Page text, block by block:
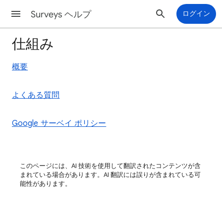
Surveys ヘルプ ログイン
仕組み
概要
よくある質問
Google サーベイ ポリシー
このページには、AI 技術を使用して翻訳されたコンテンツが含
まれている場合があります。AI 翻訳には誤りが含まれている可
能性があります。